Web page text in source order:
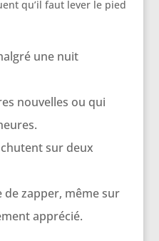
qu’il faut lever le pied
une nuit
nouvelles ou qui
sur deux
zapper, même sur
apprécié.